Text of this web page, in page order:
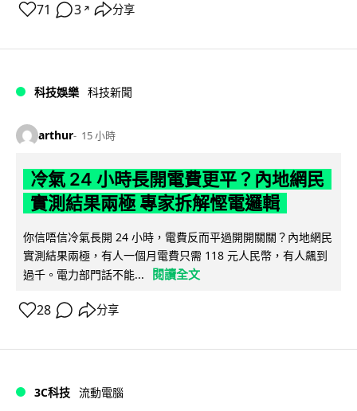
71 3 ↗ 分享
科技娛樂 科技新聞
arthur 15 小時
冷氣 24 小時長開電費更平？內地網民
實測結果兩極 專家拆解慳電邏輯
你信唔信冷氣長開 24 小時，電費反而平過開開關關？內地網民
實測結果兩極，有人一個月電費只需 118 元人民幣，有人飆到
過千。電力部門話不能...
閱讀全文
28 分享
3C科技 流動電腦